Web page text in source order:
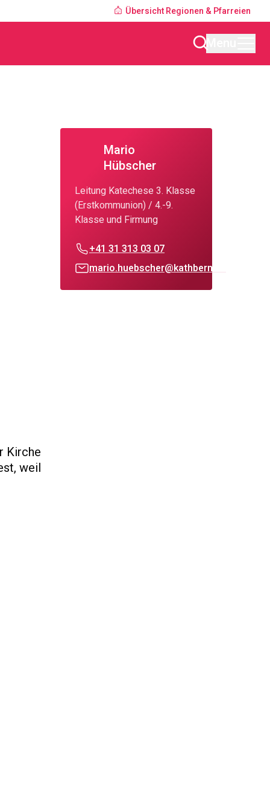
Übersicht Regionen & Pfarreien
Mario
Hübscher
Leitung Katechese 3. Klasse
(Erstkommunion) / 4.-9.
Klasse und Firmung
+41 31 313 03 07
mario.huebscher@kathbern.ch
Kirche
weil